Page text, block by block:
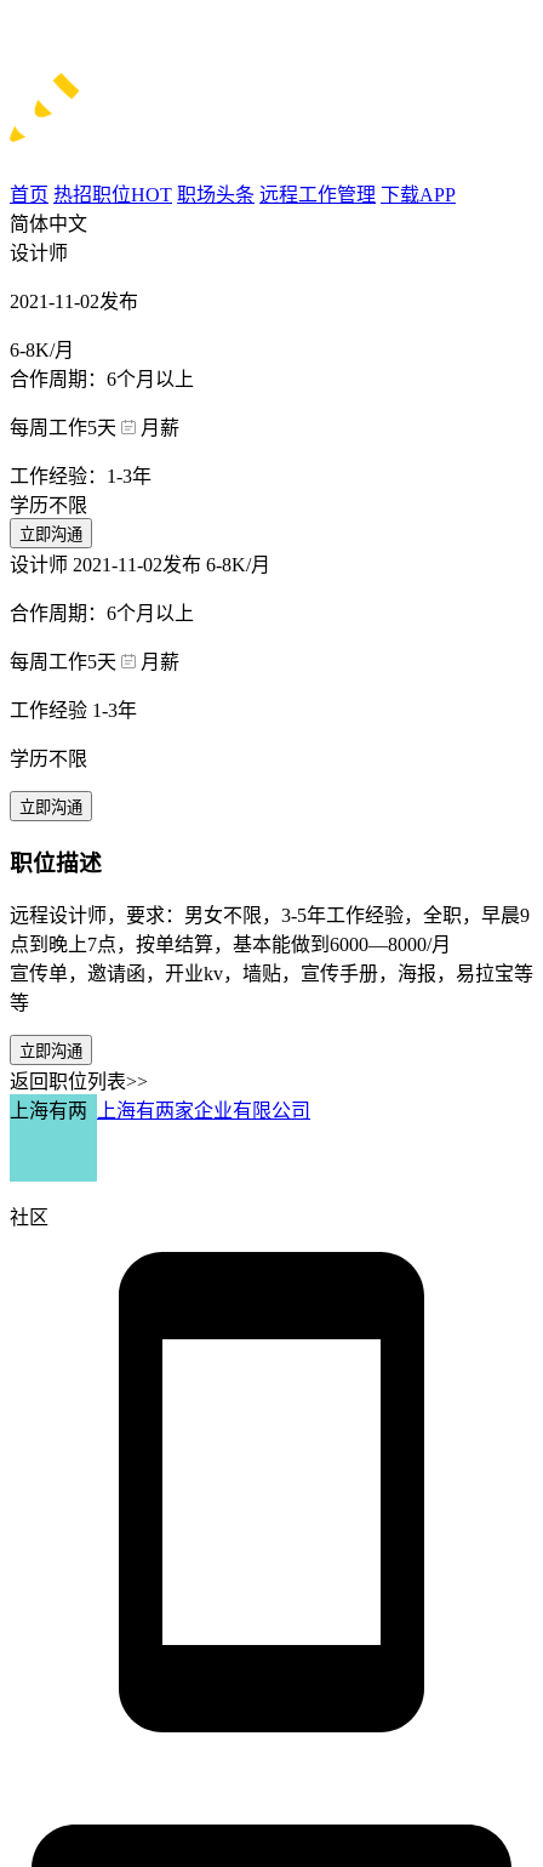
首页 热招职位HOT 职场头条 远程工作管理 下载APP
简体中文
设计师
2021-11-02发布
6-8K/月
合作周期：6个月以上
每周工作5天 月薪
工作经验：1-3年
学历不限
立即沟通
设计师 2021-11-02发布 6-8K/月
合作周期：6个月以上
每周工作5天 月薪
工作经验 1-3年
学历不限
立即沟通
职位描述
远程设计师，要求：男女不限，3-5年工作经验，全职，早晨9
点到晚上7点，按单结算，基本能做到6000—8000/月
宣传单，邀请函，开业kv，墙贴，宣传手册，海报，易拉宝等
等
立即沟通
返回职位列表>>
上海有两
上海有两家企业有限公司
社区